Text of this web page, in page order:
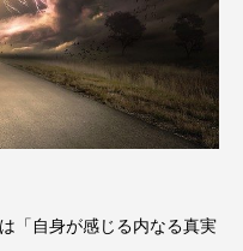
「自身が感じる内なる真実